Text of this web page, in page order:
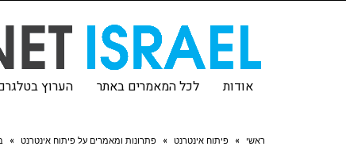
אודות לכל המאמרים באתר הערוץ
ראשי » פיתוח אינטרנט » פתרונות ומאמרים על פיתוח אינטרנט »